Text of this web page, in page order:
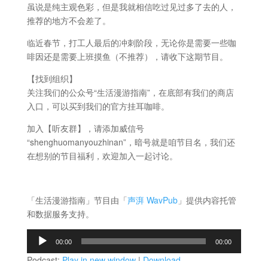
虽说是纯主观色彩，但是我就相信吃过见过多了去的人，
推荐的地方不会差了。
临近春节，打工人最后的冲刺阶段，无论你是需要一些咖
啡因还是需要上班摸鱼（不推荐），请收下这期节目。
【找到组织】
关注我们的公众号“生活漫游指南”，在底部有我们的商店
入口，可以买到我们的官方挂耳咖啡。
加入【听友群】，请添加威信号
“shenghuomanyouzhinan”，暗号就是咱节目名，我们还
在想别的节目福利，欢迎加入一起讨论。
「生活漫游指南」节目由「声湃 WavPub」提供内容托管
和数据服务支持。
00:00 00:00